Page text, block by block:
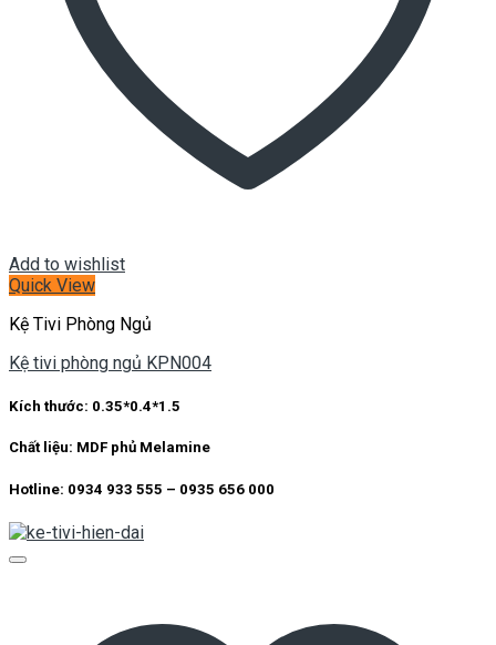
Add to wishlist
Quick View
Kệ Tivi Phòng Ngủ
Kệ tivi phòng ngủ KPN004
Kích thước: 0.35*0.4*1.5
Chất liệu: MDF phủ Melamine
Hotline: 0934 933 555 – 0935 656 000